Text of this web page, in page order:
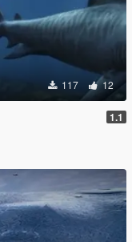
117 12
1.1